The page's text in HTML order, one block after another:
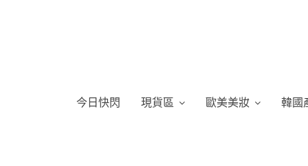
今日快閃 現貨區 歐美美妝 韓國